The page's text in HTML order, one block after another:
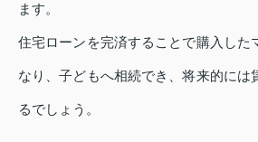
ます。
住宅ローンを完済することで購入した
なり、子どもへ相続でき、将来的には
るでしょう。